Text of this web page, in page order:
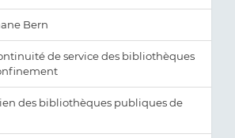
Bern
de service des bibliothèques
des bibliothèques publiques de